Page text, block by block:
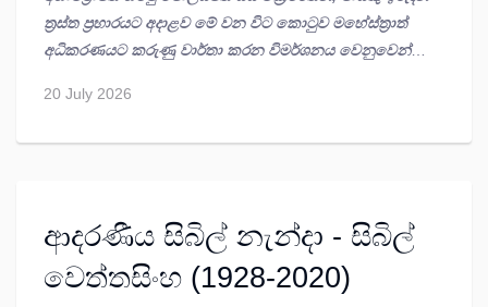
ත්‍රස්ත ප්‍රහාරයට අදාළව මේ වන විට කොටුව මහේස්ත්‍රාත්
අධිකරණයට කරුණු වාර්තා කරන විමර්ශනය වෙනුවෙන්
ලබා දී ඇත.
20 July 2026
ආදරණීය සිබිල් නැන්දා - සිබිල්
වෙත්තසිංහ (1928-2020)